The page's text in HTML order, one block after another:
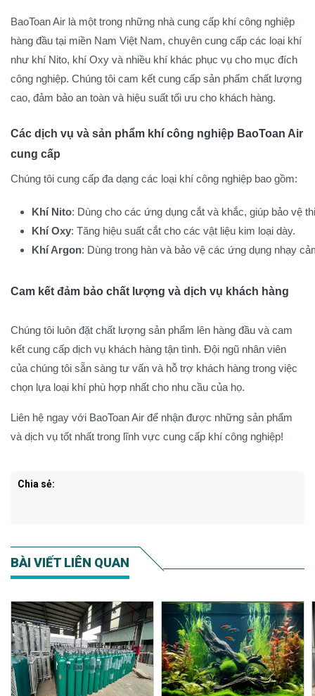
BaoToan Air là một trong những nhà cung cấp khí công nghiệp
hàng đầu tại miền Nam Việt Nam, chuyên cung cấp các loại khí
như khí Nito, khí Oxy và nhiều khí khác phục vụ cho mục đích
công nghiệp. Chúng tôi cam kết cung cấp sản phẩm chất lượng
cao, đảm bảo an toàn và hiệu suất tối ưu cho khách hàng.
Các dịch vụ và sản phẩm khí công nghiệp BaoToan Air
cung cấp
Chúng tôi cung cấp đa dạng các loại khí công nghiệp bao gồm:
Khí Nito: Dùng cho các ứng dụng cắt và khắc, giúp bảo vệ
Khí Oxy: Tăng hiệu suất cắt cho các vật liệu kim loại dày.
Khí Argon: Dùng trong hàn và bảo vệ các ứng dụng nhạy
Cam kết đảm bảo chất lượng và dịch vụ khách hàng
Chúng tôi luôn đặt chất lượng sản phẩm lên hàng đầu và cam
kết cung cấp dịch vụ khách hàng tận tình. Đội ngũ nhân viên
của chúng tôi sẵn sàng tư vấn và hỗ trợ khách hàng trong việc
chọn lựa loại khí phù hợp nhất cho nhu cầu của họ.
Liên hệ ngay với BaoToan Air để nhận được những sản phẩm
và dịch vụ tốt nhất trong lĩnh vực cung cấp khí công nghiệp!
Chia sẻ:
BÀI VIẾT LIÊN QUAN